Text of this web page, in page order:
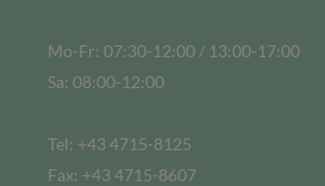
Mo-Fr: 07:30-12:00 / 13:00-17:00
Sa: 08:00-12:00
Tel: +43 4715-8125
Fax: +43 4715-8607